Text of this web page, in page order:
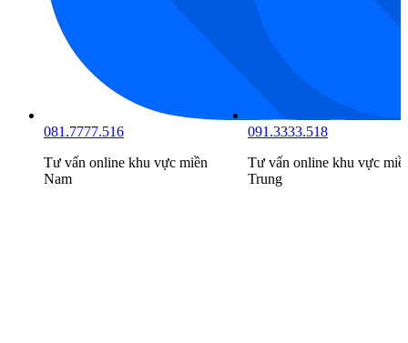
081.7777.516
Tư vấn online khu vực miền
Nam
091.3333.518
Tư vấn online khu vực
Trung